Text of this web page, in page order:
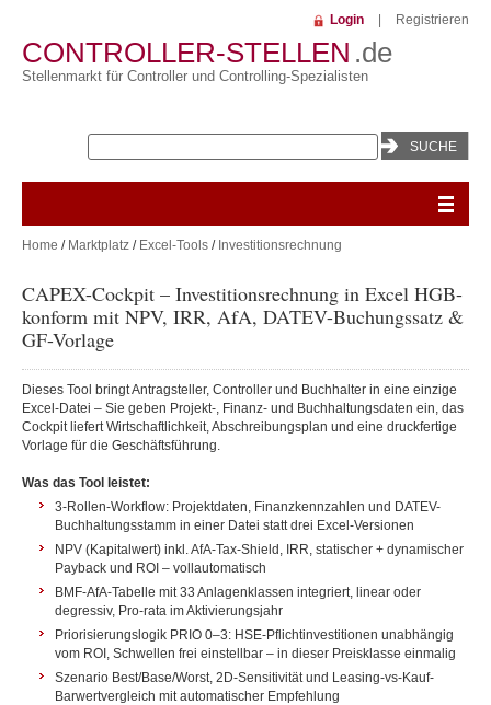
CONTROLLER-STELLEN .de
Stellenmarkt für Controller und Controlling-Spezialisten
Login Registrieren
Home / Marktplatz / Excel-Tools / Investitionsrechnung
CAPEX-Cockpit – Investitionsrechnung in Excel HGB-
konform mit NPV, IRR, AfA, DATEV-Buchungssatz &
GF-Vorlage
Dieses Tool bringt Antragsteller, Controller und Buchhalter in eine einzige
Excel-Datei – Sie geben Projekt-, Finanz- und Buchhaltungsdaten ein, das
Cockpit liefert Wirtschaftlichkeit, Abschreibungsplan und eine druckfertige
Vorlage für die Geschäftsführung.
Was das Tool leistet:
3-Rollen-Workflow: Projektdaten, Finanzkennzahlen und DATEV-
Buchhaltungsstamm in einer Datei statt drei Excel-Versionen
NPV (Kapitalwert) inkl. AfA-Tax-Shield, IRR, statischer + dynamischer
Payback und ROI – vollautomatisch
BMF-AfA-Tabelle mit 33 Anlagenklassen integriert, linear oder
degressiv, Pro-rata im Aktivierungsjahr
Priorisierungslogik PRIO 0–3: HSE-Pflichtinvestitionen unabhängig
vom ROI, Schwellen frei einstellbar – in dieser Preisklasse einmalig
Szenario Best/Base/Worst, 2D-Sensitivität und Leasing-vs-Kauf-
Barwertvergleich mit automatischer Empfehlung